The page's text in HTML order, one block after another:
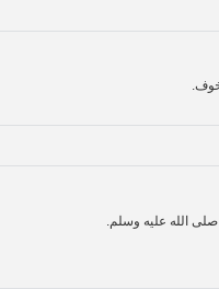
الله عليه وسلم.